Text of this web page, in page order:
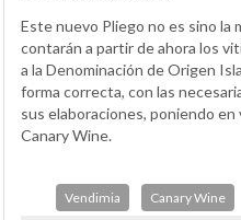
Este nuevo Pliego no es sino la
contarán a partir de ahora los
a la Denominación de Origen
forma correcta, con las
sus elaboraciones, poniendo
Canary Wine.
Vendimia Canary Wine